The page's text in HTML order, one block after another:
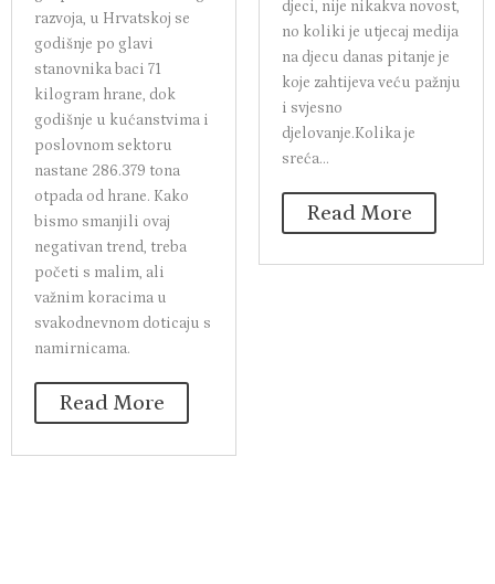
razvoja, u Hrvatskoj se
godišnje po glavi
stanovnika baci 71
kilogram hrane, dok
godišnje u kućanstvima i
poslovnom sektoru
nastane 286.379 tona
otpada od hrane. Kako
bismo smanjili ovaj
negativan trend, treba
početi s malim, ali
važnim koracima u
svakodnevnom doticaju s
namirnicama.
Read More
djeci, nije nikakva novost,
no koliki je utjecaj medija
na djecu danas pitanje je
koje zahtijeva veću pažnju
i svjesno
djelovanje.Kolika je
sreća...
Read More